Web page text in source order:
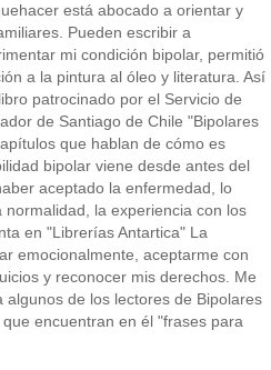
está abocado a orientar y
Pueden escribir a
mi condición bipolar, permitió
a la pintura al óleo y literatura. Así
patrocinado por el Servicio de
de Santiago de Chile "Bipolares
que hablan de cómo es
bipolar viene desde antes del
aceptado la enfermedad, lo
la experiencia con los
en "Librerías Antartica" La
emocionalmente, aceptarme con
y reconocer mis derechos. Me
algunos de los lectores de Bipolares
encuentran en él "frases para